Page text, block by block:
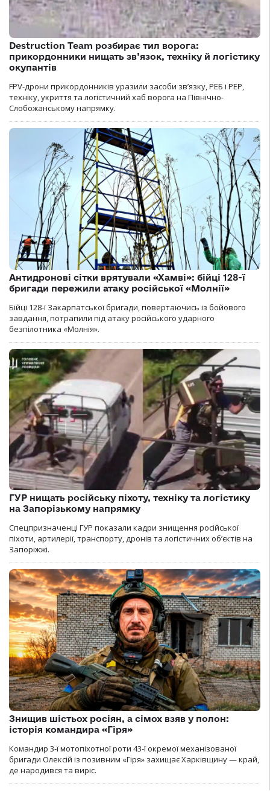
Destruction Team розбирає тил ворога:
прикордонники нищать зв’язок, техніку й логістику
окупантів
FPV-дрони прикордонників уразили засоби зв’язку, РЕБ і РЕР,
техніку, укриття та логістичний хаб ворога на Північно-
Слобожанському напрямку.
Антидронові сітки врятували «Хамві»: бійці 128-ї
бригади пережили атаку російської «Молнії»
Бійці 128-ї Закарпатської бригади, повертаючись із бойового
завдання, потрапили під атаку російського ударного
безпілотника «Молнія».
ГУР нищать російську піхоту, техніку та логістику
на Запорізькому напрямку
Спецпризначенці ГУР показали кадри знищення російської
піхоти, артилерії, транспорту, дронів та логістичних об’єктів на
Запоріжжі.
Знищив шістьох росіян, а сімох взяв у полон:
історія командира «Гіря»
Командир 3-ї мотопіхотної роти 43-ї окремої механізованої
бригади Олексій із позивним «Гіря» захищає Харківщину — край,
де народився та виріс.